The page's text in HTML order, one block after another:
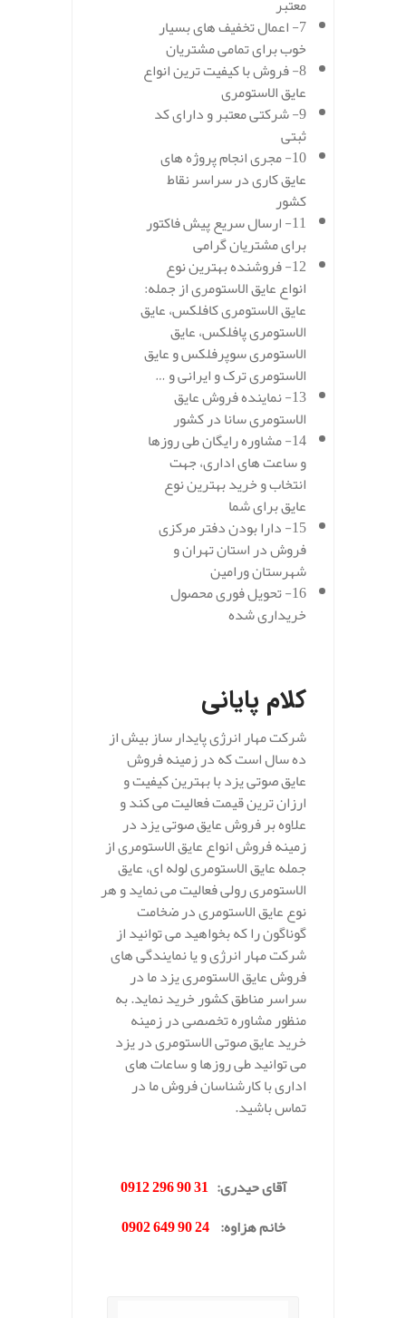
7- اعمال تخفیف های بسیار
خوب برای تمامی مشتریان
8- فروش با کیفیت ترین انواع
عایق الاستومری
9- شرکتی معتبر و دارای کد
ثبتی
10- مجری انجام پروژه های
عایق کاری در سراسر نقاط
کشور
11- ارسال سریع پیش فاکتور
برای مشتریان گرامی
12- فروشنده بهترین نوع
انواع عایق الاستومری از جمله:
عایق الاستومری کافلکس، عایق
الاستومری پافلکس، عایق
الاستومری سوپرفلکس و عایق
الاستومری ترک و ایرانی و …
13- نماینده فروش عایق
الاستومری سانا در کشور
14- مشاوره رایگان طی روزها
و ساعت های اداری، جهت
انتخاب و خرید بهترین نوع
عایق برای شما
15- دارا بودن دفتر مرکزی
فروش در استان تهران و
شهرستان ورامین
16- تحویل فوری محصول
خریداری شده
کلام پایانی
شرکت مهار انرژی پایدار ساز بیش از
ده سال است که در زمینه فروش
عایق صوتی یزد با بهترین کیفیت و
ارزان ترین قیمت فعالیت می کند و
علاوه بر فروش عایق صوتی یزد در
زمینه فروش انواع عایق الاستومری از
جمله عایق الاستومری لوله ای، عایق
الاستومری رولی فعالیت می نماید و هر
نوع عایق الاستومری در ضخامت
گوناگون را که بخواهید می توانید از
شرکت مهار انرژی و یا نمایندگی های
فروش عایق الاستومری یزد ما در
سراسر مناطق کشور خرید نماید. به
منظور مشاوره تخصصی در زمینه
خرید عایق صوتی الاستومری در یزد
می توانید طی روزها و ساعات های
اداری با کارشناسان فروش ما در
تماس باشید.
آقای حیدری:
31 90 296 0912
خانم هزاوه:
24 90 649 0902